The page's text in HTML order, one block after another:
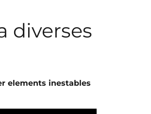
diverses
elements inestables